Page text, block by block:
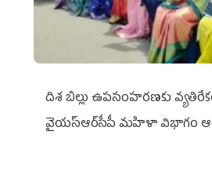
దిశ బిల్లు ఉపసంహరణకు
వైయ‌స్ఆర్‌సీపీ మహిళా విభాగం